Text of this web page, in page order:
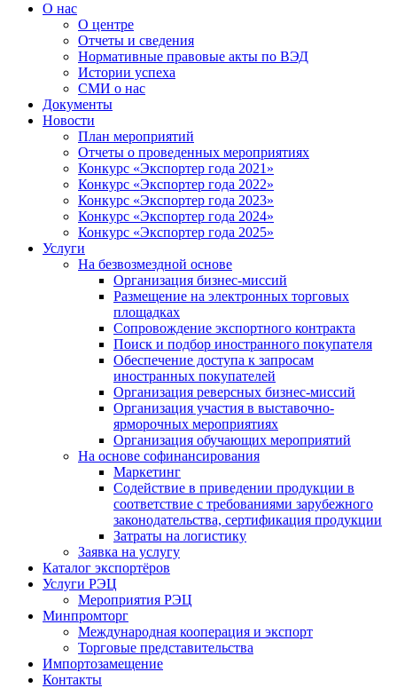
О нас
О центре
Отчеты и сведения
Нормативные правовые акты по ВЭД
Истории успеха
СМИ о нас
Документы
Новости
План мероприятий
Отчеты о проведенных мероприятиях
Конкурс «Экспортер года 2021»
Конкурс «Экспортер года 2022»
Конкурс «Экспортер года 2023»
Конкурс «Экспортер года 2024»
Конкурс «Экспортер года 2025»
Услуги
На безвозмездной основе
Организация бизнес-миссий
Размещение на электронных торговых
площадках
Сопровождение экспортного контракта
Поиск и подбор иностранного покупателя
Обеспечение доступа к запросам
иностранных покупателей
Организация реверсных бизнес-миссий
Организация участия в выставочно-
ярморочных мероприятиях
Организация обучающих мероприятий
На основе софинансирования
Маркетинг
Содействие в приведении продукции в
соответствие с требованиями зарубежного
законодательства, сертификация продукции
Затраты на логистику
Заявка на услугу
Каталог экспортёров
Услуги РЭЦ
Мероприятия РЭЦ
Минпромторг
Международная кооперация и экспорт
Торговые представительства
Импортозамещение
Контакты